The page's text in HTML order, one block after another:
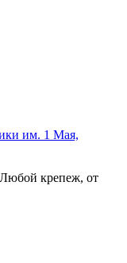
им. 1 Мая,
крепеж, от